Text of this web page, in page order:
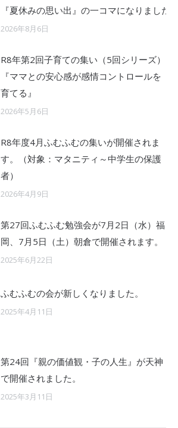
『夏休みの思い出』の一コマになりました
2026年8月6日
R8年第2回子育ての集い（5回シリーズ）
『ママとの安心感が感情コントロールを
育てる』
2026年5月6日
R8年度4月ふむふむの集いが開催されま
す。（対象：マタニティ～中学生の保護
者）
2026年4月9日
第27回ふむふむ勉強会が7月2日（水）福
岡、7月5日（土）朝倉で開催されます。
2025年6月22日
ふむふむの会が新しくなりました。
2025年4月11日
第24回『親の価値観・子の人生』が天神
で開催されました。
2025年3月11日